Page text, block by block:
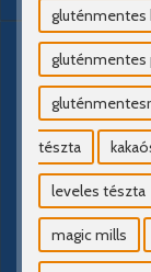
gluténmentes
gluténmentes
tészta
leveles tészta
magic mills